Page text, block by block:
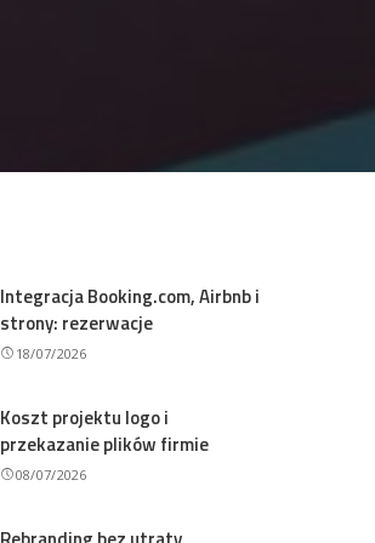
Integracja Booking.com, Airbnb i
strony: rezerwacje
18/07/2026
Koszt projektu logo i
przekazanie plików firmie
08/07/2026